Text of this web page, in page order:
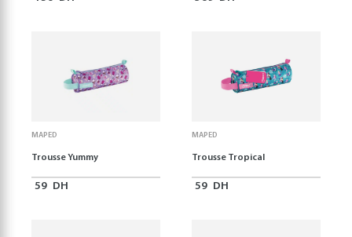
MAPED
Trousse Yummy
59 DH
MAPED
Trousse Tropical
59 DH